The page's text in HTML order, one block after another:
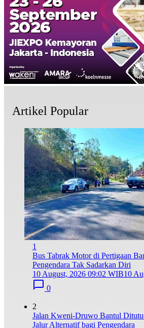
Artikel Popular
1
Bus Tabrak Motor di Pertigaan
Pengendara Tak Sadarkan Diri
10 August, 2026 09:02 WIB10
0
2
Jalan Kweni-Druwo Bantul
Jalur Alternatif bagi Pengendara